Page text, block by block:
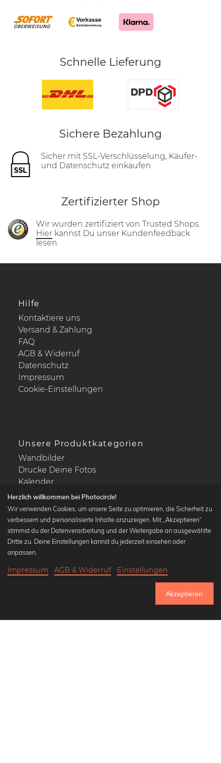
Bis Donnerstag: 20% Rabatt auf alle Bilder
Schnelle Lieferung
Sichere Bezahlung
Sicher mit SSL-Verschlüsselung, Käufer-
und Datenschutz einkaufen
Zertifizierter Shop
Wir wurden zertifiziert von Trusted Shops.
Hier kannst Du unser Kundenfeedback
lesen.
Hilfe
Kontaktiere uns
Versand & Zahlung
FAQ
AGB & Widerruf
Datenschutz
Impressum
Cookie-Einstellungen
Unsere Produktkategorien
Wandbilder
Drucke Deine Fotos
Kalender
Beliebte Kollektionen
Wandbilder in schwarz-weiß
Klassiker der Kunstgeschichte
Herzlich willkommen bei Photocircle!
Wir verwenden Cookies, um unsere Seite zu optimieren, die Sicherheit zu
verbessern und personalisierte Inhalte anzuzeigen. Mit „Akzeptieren“
stimmst du der Datenverarbeitung und der Weitergabe an ausgewählte
Dritte zu. Deine Einstellungen kannst du jederzeit einsehen oder
anpassen.
Impressum AGB & Widerruf Einstellungen
Akzeptieren